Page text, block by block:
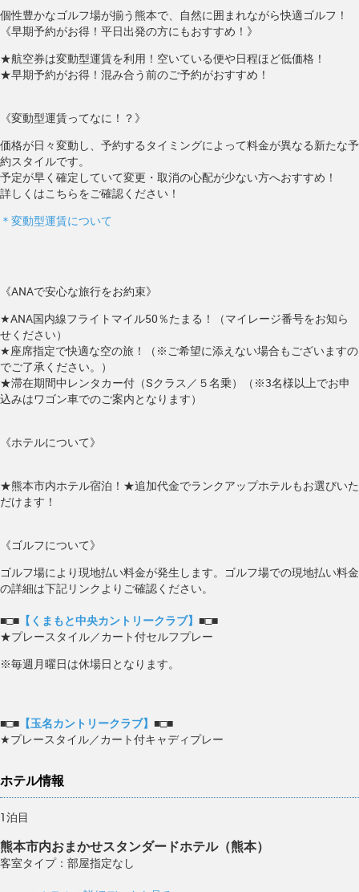
個性豊かなゴルフ場が揃う熊本で、自然に囲まれながら快適ゴルフ！
《早期予約がお得！平日出発の方にもおすすめ！》
★航空券は変動型運賃を利用！空いている便や日程ほど低価格！
★早期予約がお得！混み合う前のご予約がおすすめ！
《変動型運賃ってなに！？》
価格が日々変動し、予約するタイミングによって料金が異なる新たな予
約スタイルです。
予定が早く確定していて変更・取消の心配が少ない方へおすすめ！
詳しくはこちらをご確認ください！
＊変動型運賃について
《ANAで安心な旅行をお約束》
★ANA国内線フライトマイル50％たまる！（マイレージ番号をお知ら
せください）
★座席指定で快適な空の旅！（※ご希望に添えない場合もございますの
でご了承ください。）
★滞在期間中レンタカー付（Sクラス／５名乗）（※3名様以上でお申
込みはワゴン車でのご案内となります）
《ホテルについて》
★熊本市内ホテル宿泊！★追加代金でランクアップホテルもお選びいた
だけます！
《ゴルフについて》
ゴルフ場により現地払い料金が発生します。ゴルフ場での現地払い料金
の詳細は下記リンクよりご確認ください。
■□■ 【くまもと中央カントリークラブ】 ■□■
★プレースタイル／カート付セルフプレー
※毎週月曜日は休場日となります。
■□■ 【玉名カントリークラブ】 ■□■
★プレースタイル／カート付キャディプレー
ホテル情報
1泊目
熊本市内おまかせスタンダードホテル（熊本）
客室タイプ：部屋指定なし